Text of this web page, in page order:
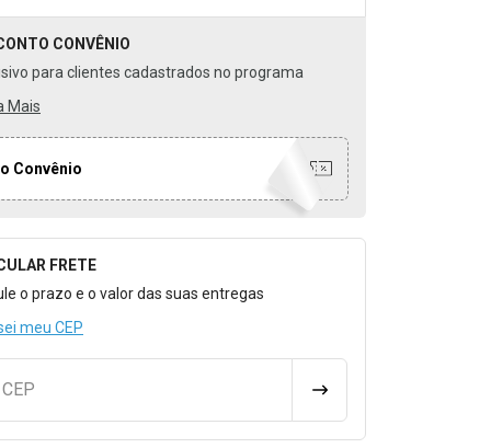
CONVÊNIO
para clientes cadastrados no programa
Mais
Convênio
para Calcular o Frete
FRETE
o prazo e o valor das suas entregas
meu CEP
CALCULAR FRETE